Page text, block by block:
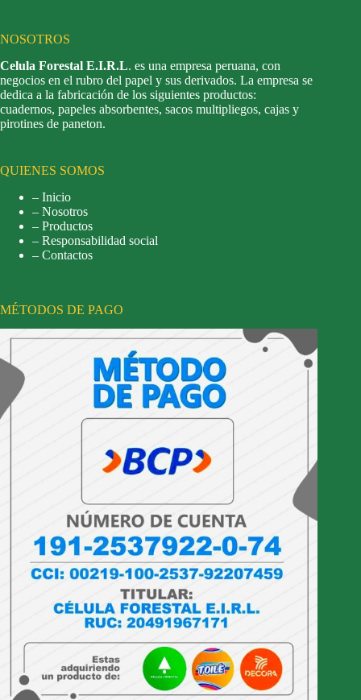
NOSOTROS
Celula Forestal E.I.R.L. es una empresa peruana, con
negocios en el rubro del papel y sus derivados. La empresa se
dedica a la fabricación de los siguientes productos:
cuadernos, papeles absorbentes, sacos multipliegos, cajas y
pirotines de paneton.
QUIENES SOMOS
– Inicio
– Nosotros
– Productos
– Responsabilidad social
– Contactos
MÉTODOS DE PAGO